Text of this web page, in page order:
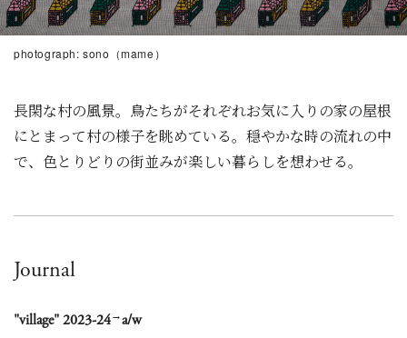
photograph: sono（mame）
長閑な村の風景。鳥たちがそれぞれお気に入りの家の屋根
にとまって村の様子を眺めている。穏やかな時の流れの中
で、色とりどりの街並みが楽しい暮らしを想わせる。
Journal
"village" 2023-24→a/w